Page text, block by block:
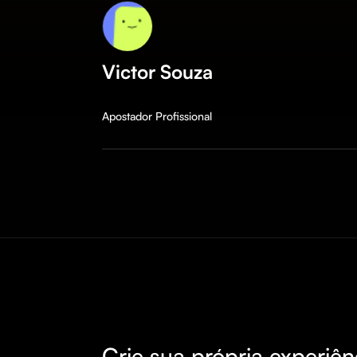
Victor Souza
Apostador Profissional